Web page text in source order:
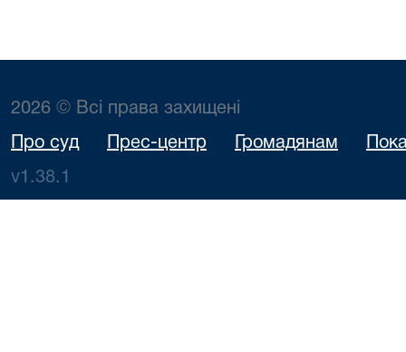
2026 © Всі права захищені
Про суд Прес-центр Громадянам
v1.38.1